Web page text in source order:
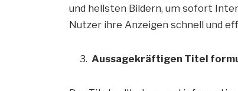
und hellsten Bildern, um sofort
Nutzer ihre Anzeigen schnell und
Aussagekräftigen Titel